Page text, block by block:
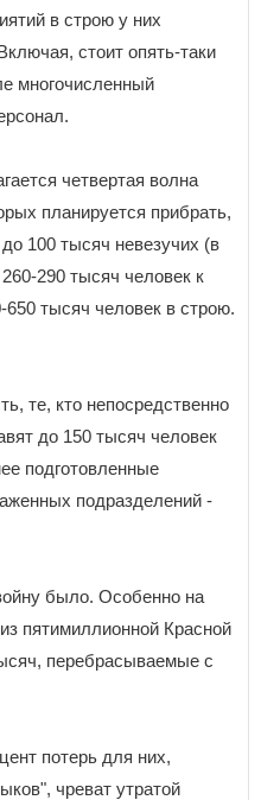
в строю у них
стоит опять-таки
многочисленный
четвертая волна
планируется прибрать,
100 тысяч невезучих (в
290 тысяч человек к
тысяч человек в строю.
те, кто непосредственно
до 150 тысяч человек
подготовленные
подразделений -
было. Особенно на
пятимиллионной Красной
перебрасываемые с
потерь для них,
чреват утратой